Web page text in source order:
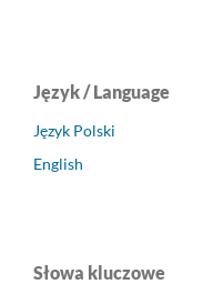
Język / Language
Język Polski
English
Słowa kluczowe